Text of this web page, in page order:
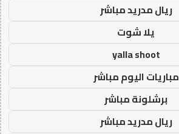
ريال مدريد مباشر
يلا شوت
yalla shoot
مباريات اليوم مباشر
برشلونة مباشر
ريال مدريد مباشر